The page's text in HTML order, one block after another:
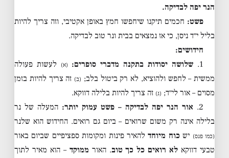
הנר יפה לבדיקה.
פשט: חכמים תיקנו שיחפשו חמץ באופן אקטיבי, וזה צריך להיות
בליל י״ד ניסן, כי אז נמצאים בבית ונר טוב לבדיקה.
חידושים:
1.
שלושה יסודות בתקנה מדברי סופרים: (א)
לעשות פעולה
ממשית – לחפש ולהוציא, לא רק ביטול בלב; (ב) זה צריך להיות בזמן
מסוים – אור לי״ד; (ג) זה צריך להיות בלילה דווקא.
2. אור הנר יפה לבדיקה – פשט עמוק יותר: המעלה של נר
בלילה אינה רק משום שרואים – ביום גם רואים. החידוש הוא שלנר
(כמו פנס) יש כוח מיוחדלהאיר פינות ומקומות ספציפיים שביום באור
טבעי דווקא לא רואים כל כך טוב. האור ממוקד – הוא מאיר לתוך